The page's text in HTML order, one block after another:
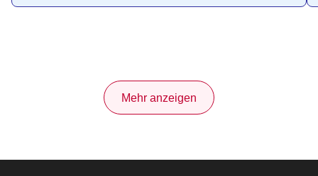
Mehr anzeigen